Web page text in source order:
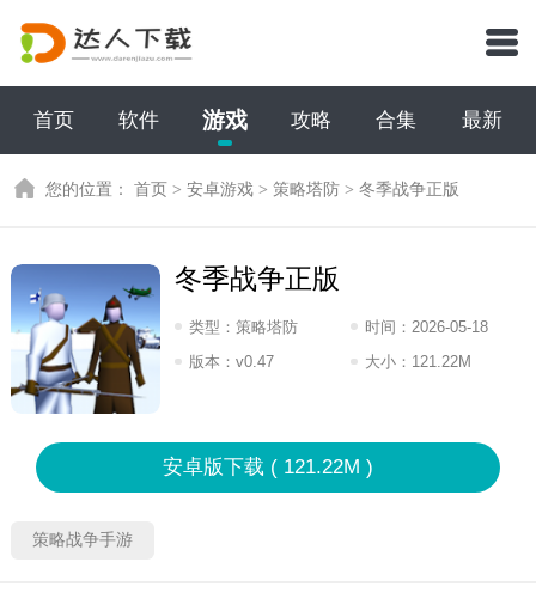
首页 软件 游戏 攻略 合集 最新
您的位置：首页 >安卓游戏 >策略塔防 >冬季战争正版
冬季战争正版
类型：策略塔防 时间： 2026-05-18
17:2026
版本：v0.47 大小： 121.22M
安卓版下载 ( 121.22M )
策略战争手游